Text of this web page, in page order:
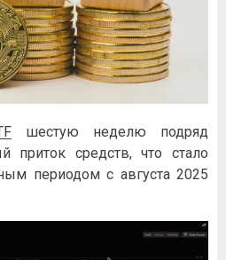
шестую неделю подряд
приток средств, что стало
периодом с августа 2025